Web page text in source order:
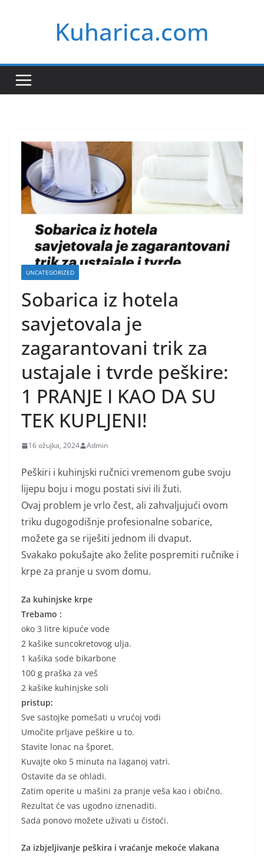
Kuharica.com
UNCATEGORIZED
Sobarica iz hotela
savjetovala je
zagarantovani trik za
ustajale i tvrde peškire:
1 PRANJE I KAO DA SU
TEK KUPLJENI!
16 ožujka, 2024 Admin
Peškiri i kuhinjski ručnici vremenom gube svoju
lijepu boju i mogu postati sivi ili žuti.
Ovaj problem je vrlo čest, ali zahvaljujući ovom
triku dugogodišnje profesionalne sobarice,
možete ga se riješiti jednom ili dvaput.
Svakako pokušajte ako želite pospremiti ručnike i
krpe za pranje u svom domu.
Za kuhinjske krpe
Trebamo :
oko 3 litre kipuće vode
2 kašike suncokretovog ulja.
1 kašika sode bikarbone
100 g praška za veš
2 kašike kuhinjske soli
pristup:
Sve sastojke pomešati u vrućoj vodi
Umočite prljave peškire u to.
Stavite lonac na šporet.
Kuvajte oko 5 minuta na laganoj vatri.
Ostavite da se ohladi.
Zatim operite u mašini za pranje veša kao i obično.
Rezultat će vas ugodno iznenaditi.
Sada ponovo možete uživati ​​u čistoći.
Za izbjeljivanje peškira i vraćanje mekoće vlakana